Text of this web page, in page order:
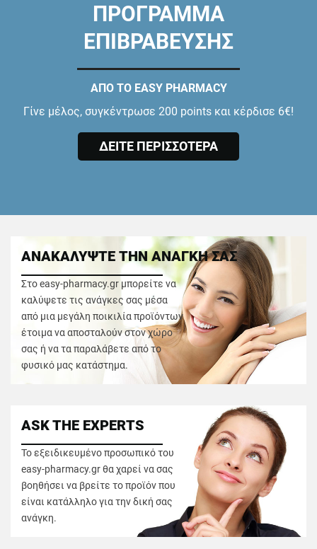
ΠΡΟΓΡΑΜΜΑ
ΕΠΙΒΡΑΒΕΥΣΗΣ
ΑΠΟ ΤΟ EASY PHARMACY
Γίνε μέλος, συγκέντρωσε 200 points και κέρδισε 6€!
ΔΕΙΤΕ ΠΕΡΙΣΣΟΤΕΡΑ
ΑΝΑΚΑΛΥΨΤΕ ΤΗΝ ΑΝΑΓΚΗ ΣΑΣ
Στο easy-pharmacy.gr μπορείτε να
καλύψετε τις ανάγκες σας μέσα
από μια μεγάλη ποικιλία προϊόντων
έτοιμα να αποσταλούν στον χώρο
σας ή να τα παραλάβετε από το
φυσικό μας κατάστημα.
ASK THE EXPERTS
Το εξειδικευμένο προσωπικό του
easy-pharmacy.gr θα χαρεί να σας
βοηθήσει να βρείτε το προϊόν που
είναι κατάλληλο για την δική σας
ανάγκη.